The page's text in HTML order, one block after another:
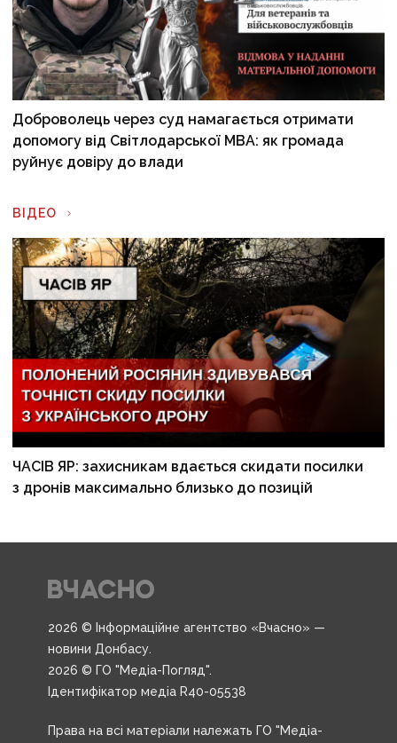
Доброволець через суд намагається отримати
допомогу від Світлодарської МВА: як громада
руйнує довіру до влади
ВІДЕО
ЧАСІВ ЯР: захисникам вдається скидати посилки
з дронів максимально близько до позицій
2026 © Інформаційне агентство «Вчасно» —
новини Донбасу.
2026 © ГО "Медіа-Погляд".
Ідентифікатор медіа R40-05538
Права на всі матеріали належать ГО "Медіа-